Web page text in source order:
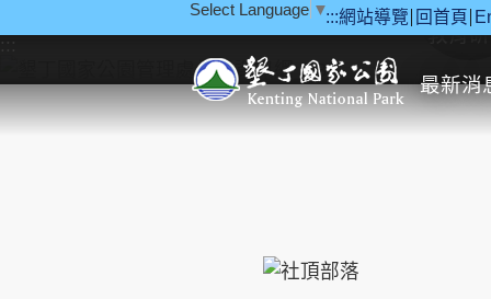
:::網站導覽 回首頁
Select Language ▼
最新消
::: 教育